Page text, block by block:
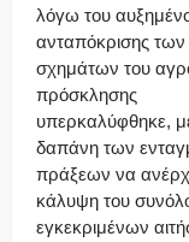
λόγω του
ανταπόκρισης
σχημάτων του
πρόσκλησης
υπερκαλύφθηκε,
δαπάνη των
πράξεων να
κάλυψη του
εγκεκριμένων